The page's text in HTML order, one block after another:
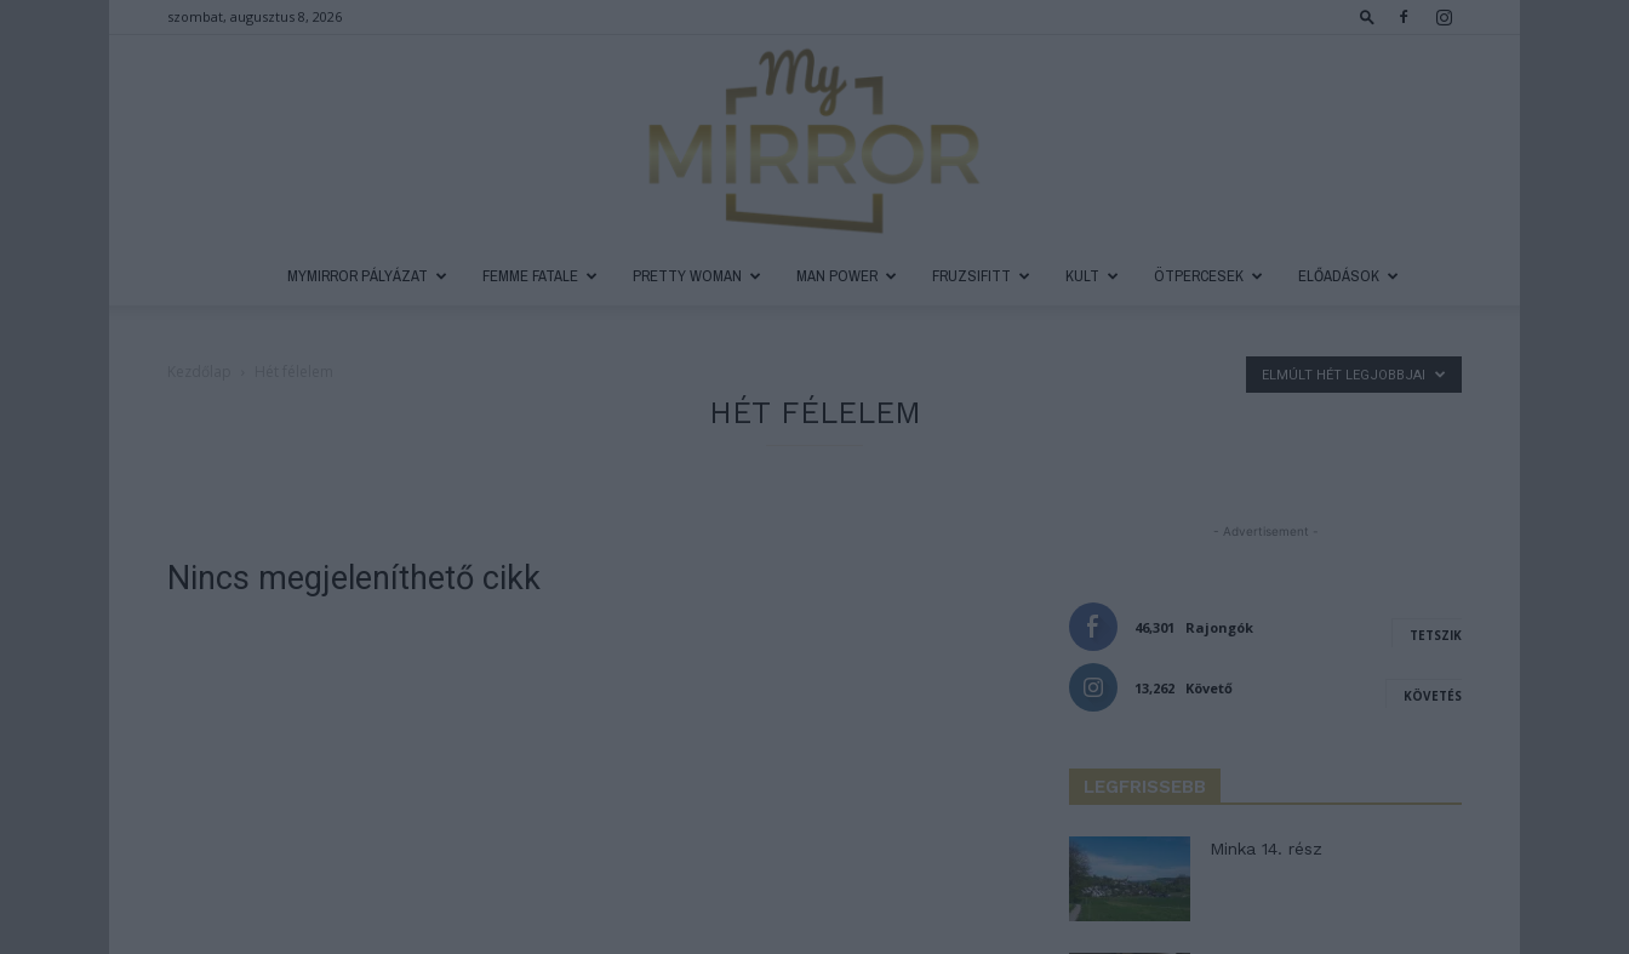
szombat, augusztus 8, 2026
MYMIRROR PÁLYÁZAT FEMME FATALE PRETTY WOMAN MAN POWER FRUZSIFITT KULT ÖTPERCESEK ELŐADÁSOK
HÉT FÉLELEM
ELMÚLT HÉT LEGJOBBJAI
Nincs megjeleníthető cikk
- Advertisement -
46,301 Rajongók TETSZIK
13,262 Követő KÖVETÉS
LEGFRISSEBB
Minka 14. rész